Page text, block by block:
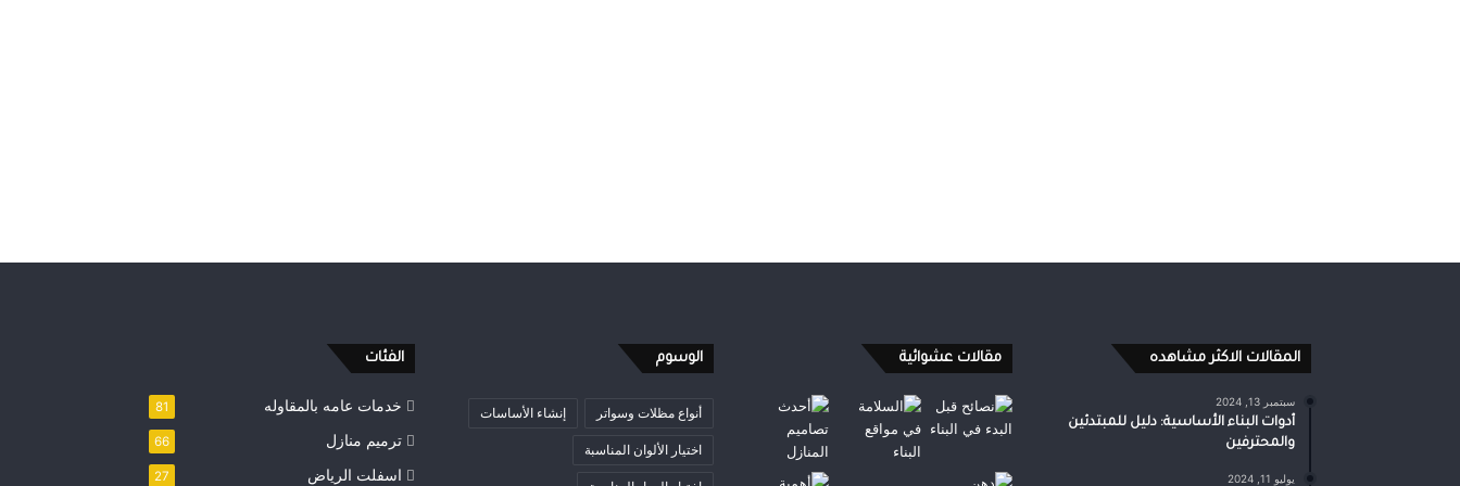
المقالات الاكثر مشاهده
سبتمبر 13, 2024
أدوات البناء الأساسية: دليل للمبتدئين
والمحترفين
يوليو 11, 2024
مقالات عشوائية الوسوم
أنواع مظلات وسواتر إنشاء الأساسات
اختيار الألوان المناسبة
الفئات
خدمات عامه بالمقاوله 81
ترميم منازل 66
اسفلت الرياض 27